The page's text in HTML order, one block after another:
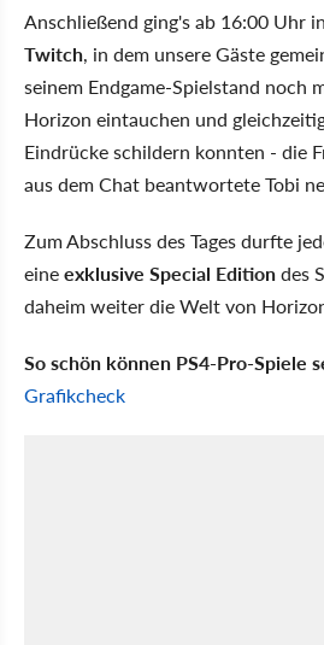
Anschließend ging's ab 16:00 Uhr
Twitch, in dem unsere Gäste
seinem Endgame-Spielstand noch
Horizon eintauchen und
Eindrücke schildern konnten - die
aus dem Chat beantwortete Tobi
Zum Abschluss des Tages durfte
eineexklusive Special Editiondes
daheim weiter die Welt von
So schön können PS4-Pro-Spiele
Grafikcheck